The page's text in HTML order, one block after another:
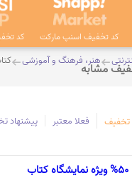
کد تخفیف اسنپ مارکت کد
هنر، فرهنگ و آموزشی
مشابه
تخفیف فعلا معتبر پیشنهاد